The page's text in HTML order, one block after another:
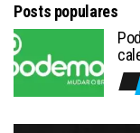
Posts populares